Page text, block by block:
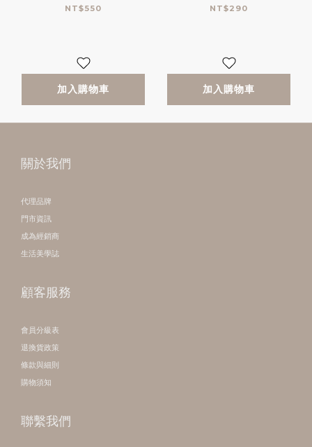
NT$550
加入購物車
NT$290
加入購物車
關於我們
代理品牌
門市資訊
成為經銷商
生活美學誌
顧客服務
會員分級表
退換貨政策
條款與細則
購物須知
聯繫我們